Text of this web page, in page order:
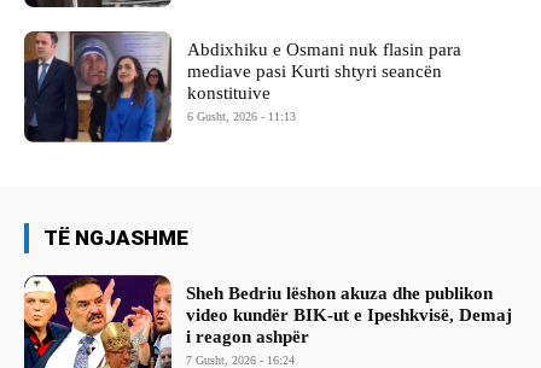
Abdixhiku e Osmani nuk flasin para
mediave pasi Kurti shtyri seancën
konstituive
6 Gusht, 2026 - 11:13
TË NGJASHME
Sheh Bedriu lëshon akuza dhe publikon
video kundër BIK-ut e Ipeshkvisë, Demaj
i reagon ashpër
7 Gusht, 2026 - 16:24